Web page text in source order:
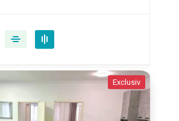
Exclusiv